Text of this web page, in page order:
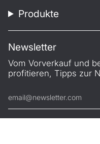
Produkte
Newsletter
Vom Vorverkauf und
profitieren, Tipps zur